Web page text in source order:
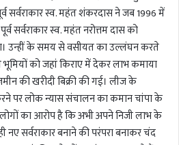
सर्वराकार स्व. महंत शंकरदास ने जब 1996 में
सर्वराकार स्व. महंत नरोत्तम दास को
उन्हीं के समय से वसीयत का उल्लंघन करते
को जहां किराए में देकर लाभ कमाया
की खरीदी बिक्री की गई। लीज के
पर लोक न्यास संचालन का कमान चांपा के
का आरोप है कि अभी अपने निजी लाभ के
सर्वराकार बनाने की परंपरा बनाकर चंद